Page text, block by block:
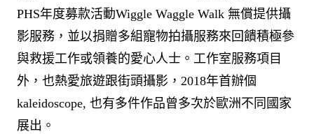
PHS年度募款活動Wiggle Waggle Walk 無償提供攝
影服務，並以捐贈多組寵物拍攝服務來回饋積極參
與救援工作或領養的愛心人士。工作室服務項目
外，也熱愛旅遊跟街頭攝影，2018年首辦個
kaleidoscope, 也有多件作品曾多次於歐洲不同國家
展出。